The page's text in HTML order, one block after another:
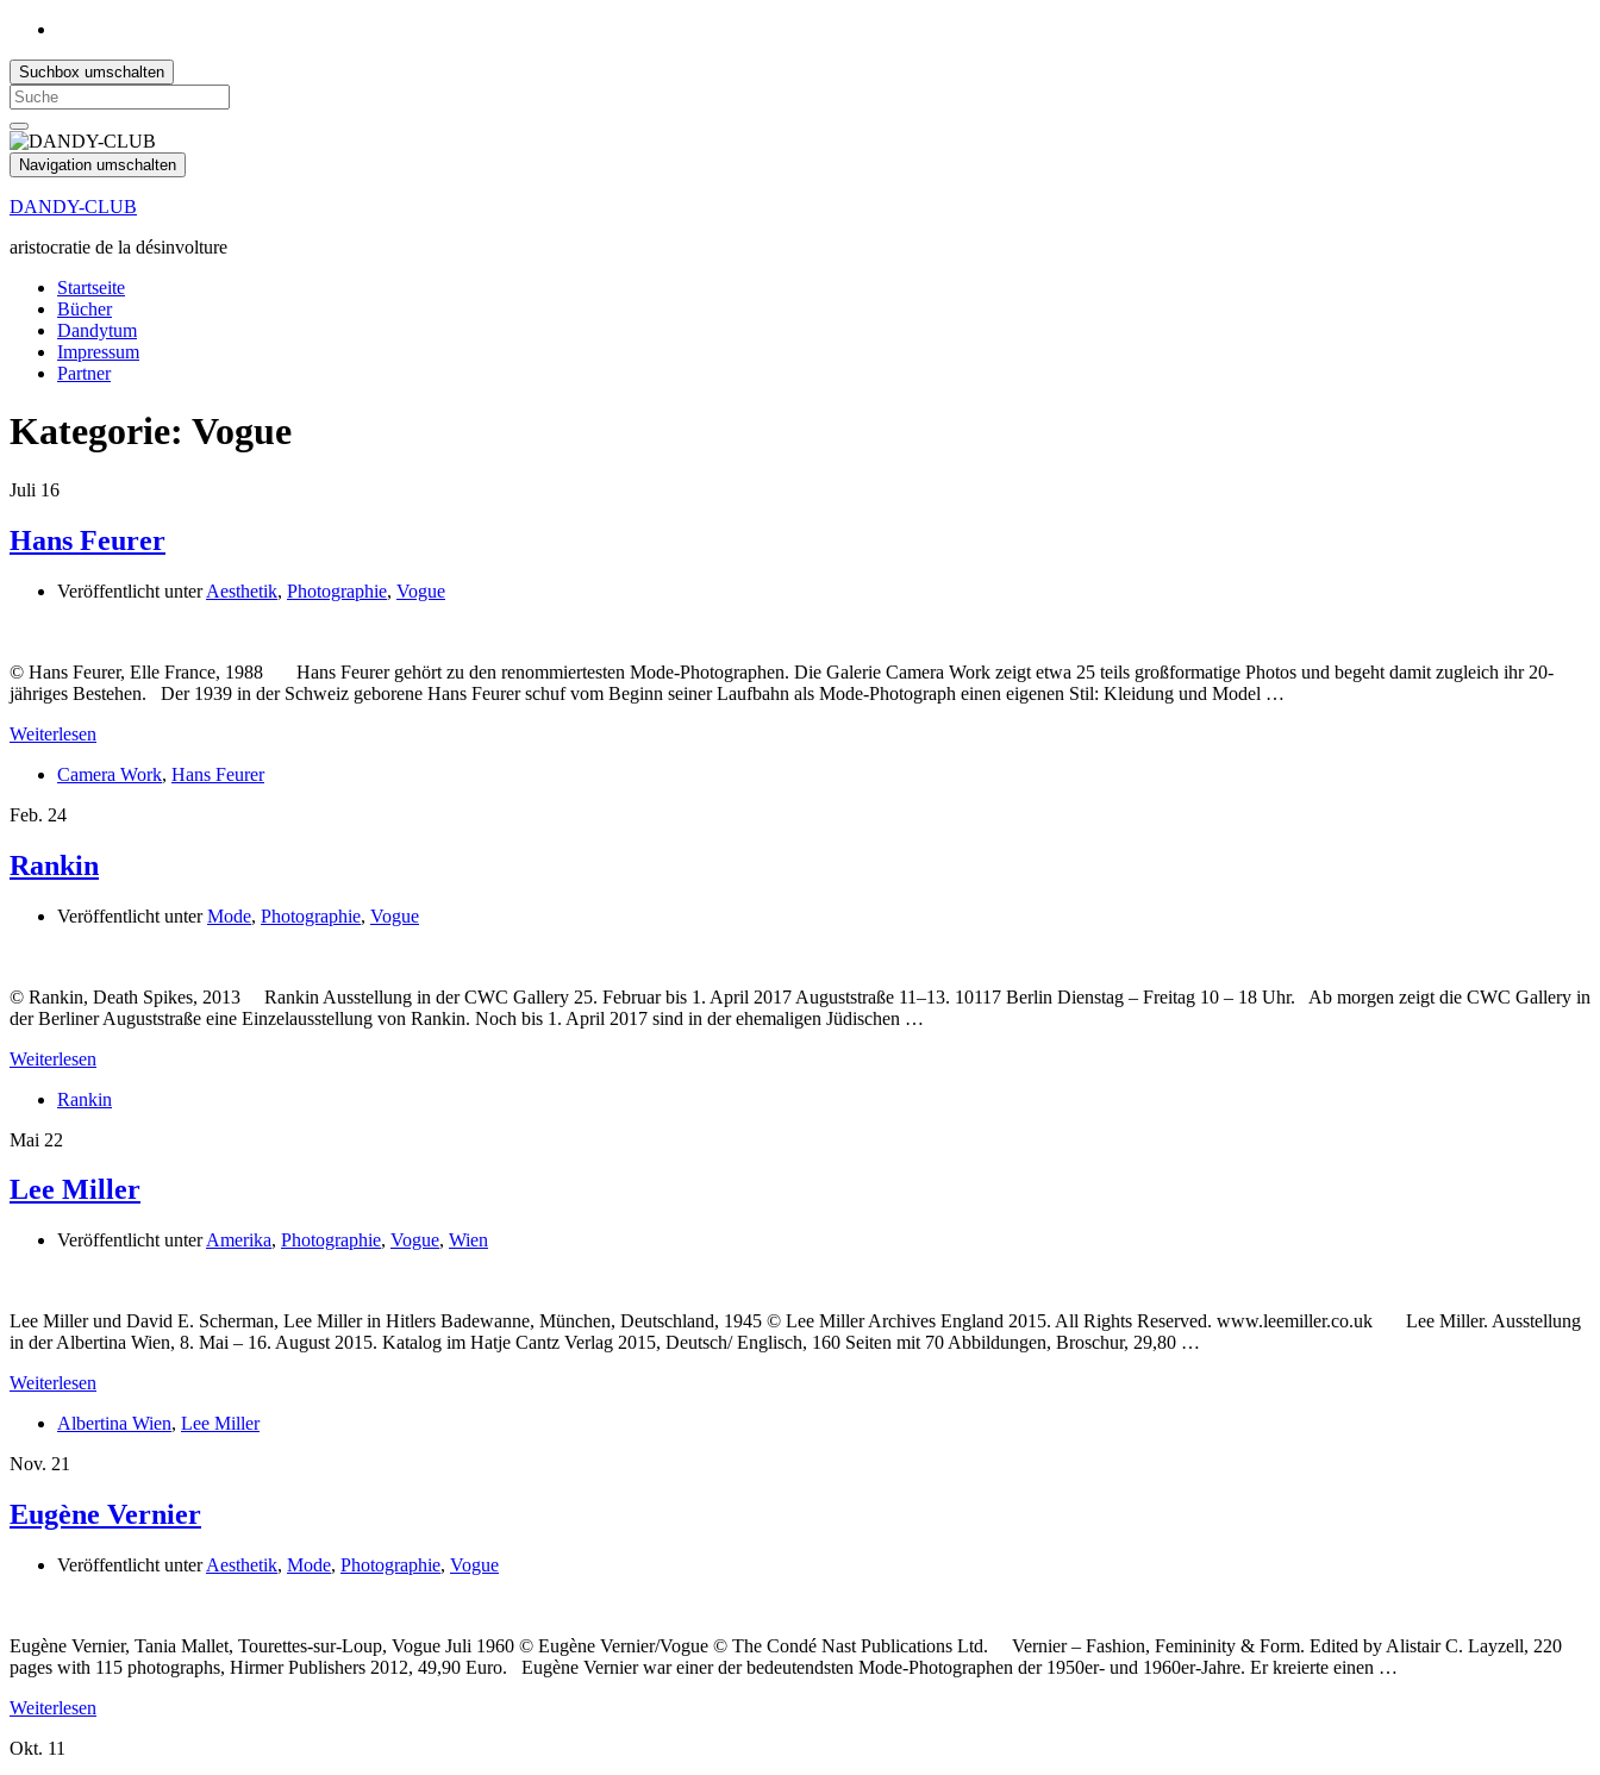
Suchbox umschalten
Search
for:
Navigation umschalten
DANDY-CLUB
aristocratie de la désinvolture
Startseite
Bücher
Dandytum
Impressum
Partner
Kategorie: Vogue
Juli 16
Hans Feurer
Veröffentlicht unterAesthetik, Photographie, Vogue
© Hans Feurer, Elle France, 1988 Hans Feurer gehört zu den renommiertesten Mode-Photographen. Die Galerie Camera Work zeigt etwa 25 teils großformatige Photos und begeht damit zugleich ihr 20-
jähriges Bestehen. Der 1939 in der Schweiz geborene Hans Feurer schuf vom Beginn seiner Laufbahn als Mode-Photograph einen eigenen Stil: Kleidung und Model …
Weiterlesen
Camera Work, Hans Feurer
Feb. 24
Rankin
Veröffentlicht unterMode, Photographie, Vogue
© Rankin, Death Spikes, 2013 Rankin Ausstellung in der CWC Gallery 25. Februar bis 1. April 2017 Auguststraße 11–13. 10117 Berlin Dienstag – Freitag 10 – 18 Uhr. Ab morgen zeigt die CWC Gallery in
der Berliner Auguststraße eine Einzelausstellung von Rankin. Noch bis 1. April 2017 sind in der ehemaligen Jüdischen …
Weiterlesen
Rankin
Mai 22
Lee Miller
Veröffentlicht unterAmerika, Photographie, Vogue, Wien
Lee Miller und David E. Scherman, Lee Miller in Hitlers Badewanne, München, Deutschland, 1945 © Lee Miller Archives England 2015. All Rights Reserved. www.leemiller.co.uk Lee Miller. Ausstellung
in der Albertina Wien, 8. Mai – 16. August 2015. Katalog im Hatje Cantz Verlag 2015, Deutsch/ Englisch, 160 Seiten mit 70 Abbildungen, Broschur, 29,80 …
Weiterlesen
Albertina Wien, Lee Miller
Nov. 21
Eugène Vernier
Veröffentlicht unterAesthetik, Mode, Photographie, Vogue
Eugène Vernier, Tania Mallet, Tourettes-sur-Loup, Vogue Juli 1960 © Eugène Vernier/Vogue © The Condé Nast Publications Ltd. Vernier – Fashion, Femininity & Form. Edited by Alistair C. Layzell, 220
pages with 115 photographs, Hirmer Publishers 2012, 49,90 Euro. Eugène Vernier war einer der bedeutendsten Mode-Photographen der 1950er- und 1960er-Jahre. Er kreierte einen …
Weiterlesen
Okt. 11